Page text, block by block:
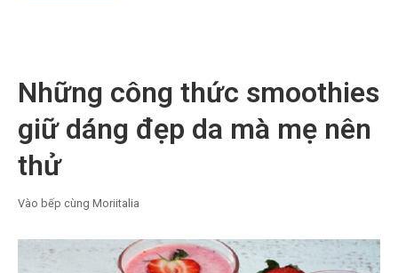
Những công thức smoothies
giữ dáng đẹp da mà mẹ nên
thử
Vào bếp cùng Moriitalia